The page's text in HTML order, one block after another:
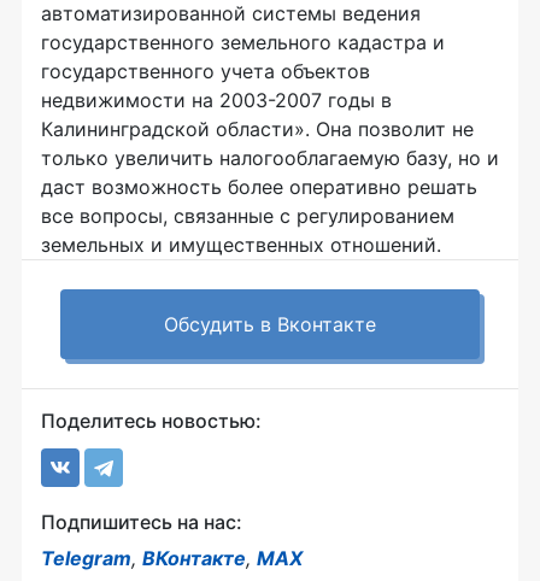
автоматизированной системы ведения
государственного земельного кадастра и
государственного учета объектов
недвижимости на 2003-2007 годы в
Калининградской области». Она позволит не
только увеличить налогооблагаемую базу, но и
даст возможность более оперативно решать
все вопросы, связанные с регулированием
земельных и имущественных отношений.
Обсудить в Вконтакте
Поделитесь новостью:
Подпишитесь на нас:
Telegram, ВКонтакте, MAX